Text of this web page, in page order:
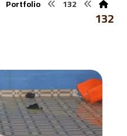
Portfolio 132
132